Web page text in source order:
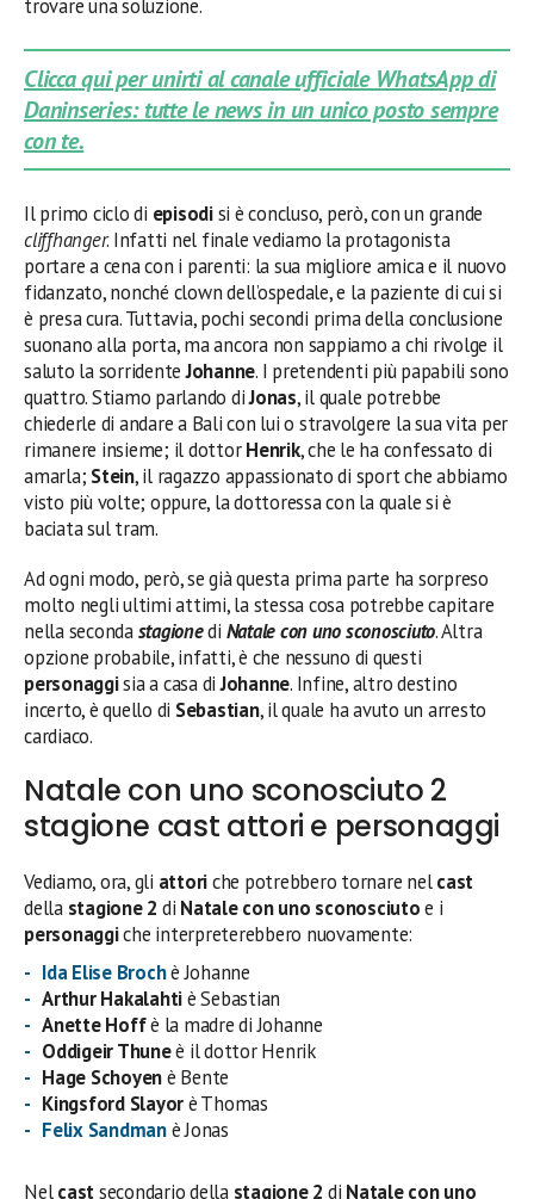
trovare una soluzione.
Clicca qui per unirti al canale ufficiale WhatsApp di
Daninseries: tutte le news in un unico posto sempre
con te.
Il primo ciclo di episodisi è concluso, però, con un grande
cliffhanger. Infatti nel finale vediamo la protagonista
portare a cena con i parenti: la sua migliore amica e il nuovo
fidanzato, nonché clown dell’ospedale, e la paziente di cui si
è presa cura. Tuttavia, pochi secondi prima della conclusione
suonano alla porta, ma ancora non sappiamo a chi rivolge il
saluto la sorridenteJohanne. I pretendenti più papabili sono
quattro. Stiamo parlando diJonas, il quale potrebbe
chiederle di andare a Bali con lui o stravolgere la sua vita per
rimanere insieme; il dottorHenrik, che le ha confessato di
amarla; Stein, il ragazzo appassionato di sport che abbiamo
visto più volte; oppure, la dottoressa con la quale si è
baciata sul tram.
Ad ogni modo, però, se già questa prima parte ha sorpreso
molto negli ultimi attimi, la stessa cosa potrebbe capitare
nella secondastagionedi Natale con uno sconosciuto. Altra
opzione probabile, infatti, è che nessuno di questi
personaggisia a casa diJohanne. Infine, altro destino
incerto, è quello di Sebastian, il quale ha avuto un arresto
cardiaco.
Natale con uno sconosciuto 2
stagione cast attori e personaggi
Vediamo, ora, gli attoriche potrebbero tornare nelcast
della stagione 2 di Natale con uno sconosciutoe i
personaggiche interpreterebbero nuovamente:
Ida Elise Brochè Johanne
Arthur Hakalahtiè Sebastian
Anette Hoffè la madre di Johanne
Oddigeir Thuneè il dottor Henrik
Hage Schoyenè Bente
Kingsford Slayorè Thomas
Felix Sandmanè Jonas
Nelcastsecondario della stagione 2 di Natale con uno